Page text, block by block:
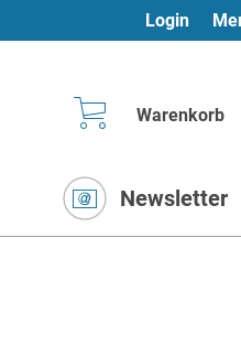
Login
Warenkorb
Newsletter